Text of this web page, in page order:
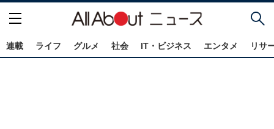
連載 ライフ グルメ 社会 IT・ビジネス エンタメ リサ